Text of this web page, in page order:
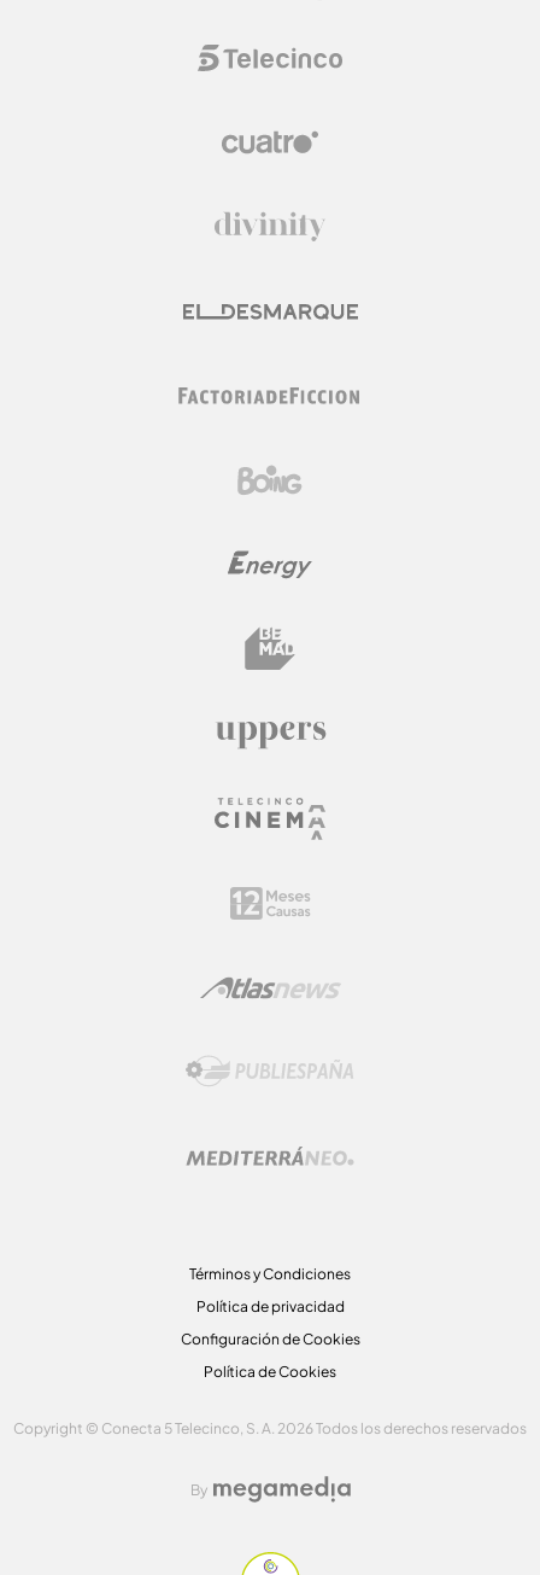
Términos y Condiciones
Política de privacidad
Configuración de Cookies
Política de Cookies
Copyright © Conecta 5 Telecinco, S. A. 2026 Todos los derechos reservados
By